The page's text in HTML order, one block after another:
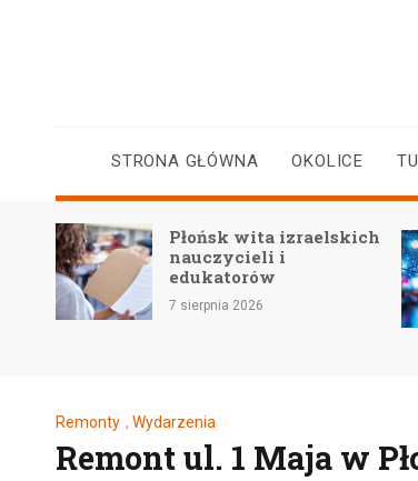
STRONA GŁÓWNA OKOLICE
Płońsk wita izraelskich
nauczycieli i
edukatorów
7 sierpnia 2026
Remonty , Wydarzenia
Remont ul. 1 Maja w